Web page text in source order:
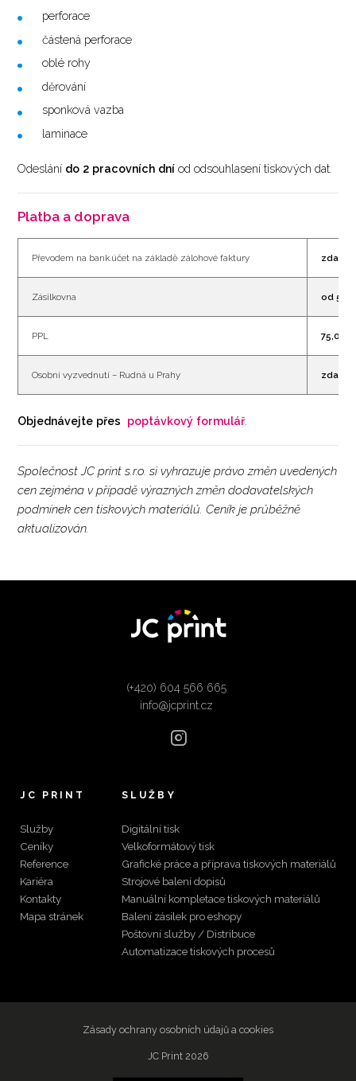
perforace
částená perforace
oblé rohy
děrování
sponková vazba
laminace
Odeslání do 2 pracovních dní od odsouhlasení tiskových dat.
Platba a doprava
Převodem na bank.účet na základě zálohové faktury zdarma
Zásilkovna od
PPL 75,00
Osobní vyzvednutí – Rudná u Prahy zdarma
Objednávejte přes poptávkový formulář.
Společnost JC print s.r.o. si vyhrazuje právo změn uvedených
cen zejména v případě výrazných změn dodavatelských
podmínek cen tiskových materiálů. Ceník je průběžně
aktualizován.
(+420) 604 566 665
info@jcprint.cz
JC PRINT
Služby
Ceníky
Reference
Kariéra
Kontakty
Mapa stránek
SLUŽBY
Digitální tisk
Velkoformátový tisk
Grafické práce a příprava tiskových materiálů
Strojové balení dopisů
Manuální kompletace tiskových materiálů
Balení zásilek pro eshopy
Poštovní služby / Distribuce
Automatizace tiskových procesů
Zásady ochrany osobních údajů a cookies
JC Print 2026